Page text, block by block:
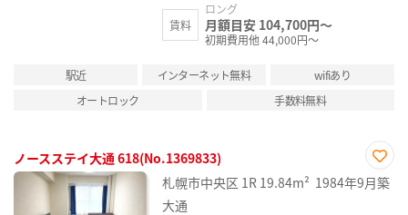
賃料
ロング
月額目安 104,700円～
初期費用他 44,000円～
駅近 インターネット無料
wifiあり
オートロック
手数料無料
ノースステイ大通 618(No.1369833)
お気
に入
札幌市中央区 1R 19.84m² 1984年9月築
大通